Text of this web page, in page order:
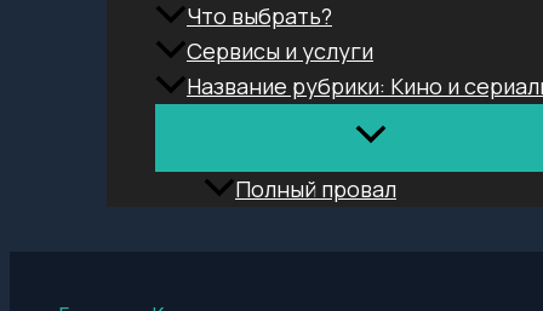
Что выбрать?
Сервисы и услуги
Название рубрики: Кино и
Полный провал